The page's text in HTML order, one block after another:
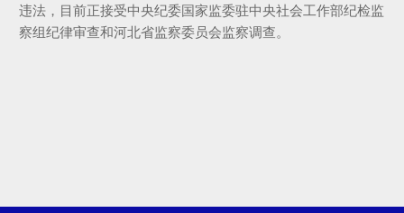
违法，目前正接受中央纪委国家监委驻中央社会工作部纪检监
察组纪律审查和河北省监察委员会监察调查。